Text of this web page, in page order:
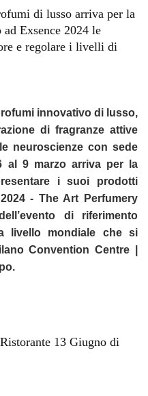
di lusso arriva per la
Exsence 2024 le
e regolare i livelli di
innovativo di lusso,
di fragranze attive
neuroscienze con sede
al 9 marzo arriva per la
i suoi prodotti
- The Art Perfumery
di riferimento
livello mondiale che si
ConventionCentre |
13 Giugno di